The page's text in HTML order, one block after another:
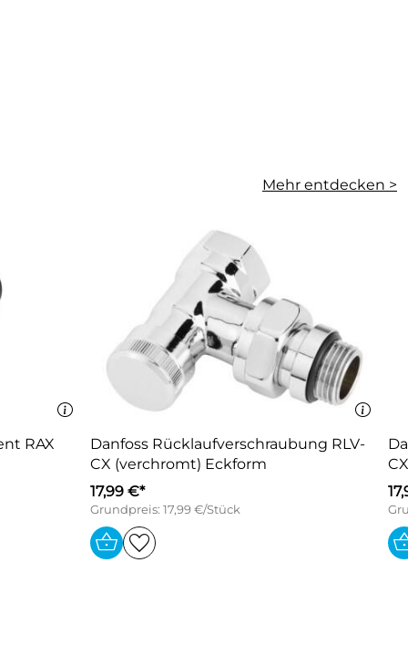
Mehr entdecken >
RAX
Danfoss Rücklaufverschraubung RLV-
CX (verchromt) Eckform
17,99 €*
Grundpreis: 17,99 €/Stück